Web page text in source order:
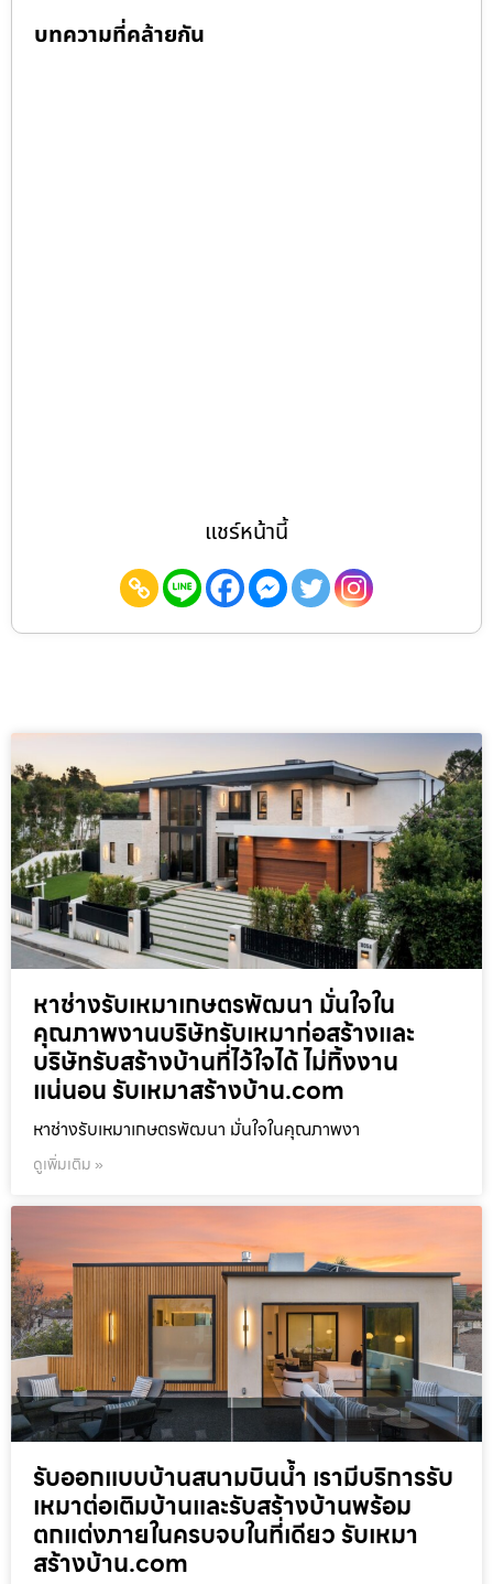
บทความที่คล้ายกัน
แชร์หน้านี้
หาช่างรับเหมาเกษตรพัฒนา มั่นใจใน
คุณภาพงานบริษัทรับเหมาก่อสร้างและ
บริษัทรับสร้างบ้านที่ไว้ใจได้ ไม่ทิ้งงาน
แน่นอน รับเหมาสร้างบ้าน.com
หาช่างรับเหมาเกษตรพัฒนา มั่นใจในคุณภาพงา
ดูเพิ่มเติม »
รับออกแบบบ้านสนามบินน้ำ เรามีบริการรับ
เหมาต่อเติมบ้านและรับสร้างบ้านพร้อม
ตกแต่งภายในครบจบในที่เดียว รับเหมา
สร้างบ้าน.com